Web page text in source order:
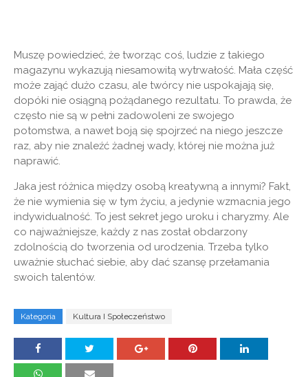
Muszę powiedzieć, że tworząc coś, ludzie z takiego
magazynu wykazują niesamowitą wytrwałość. Mała część
może zająć dużo czasu, ale twórcy nie uspokajają się,
dopóki nie osiągną pożądanego rezultatu. To prawda, że ​​
często nie są w pełni zadowoleni ze swojego
potomstwa, a nawet boją się spojrzeć na niego jeszcze
raz, aby nie znaleźć żadnej wady, której nie można już
naprawić.
Jaka jest różnica między osobą kreatywną a innymi? Fakt,
że nie wymienia się w tym życiu, a jedynie wzmacnia jego
indywidualność. To jest sekret jego uroku i charyzmy. Ale
co najważniejsze, każdy z nas został obdarzony
zdolnością do tworzenia od urodzenia. Trzeba tylko
uważnie słuchać siebie, aby dać szansę przełamania
swoich talentów.
Kategoria Kultura I Społeczeństwo